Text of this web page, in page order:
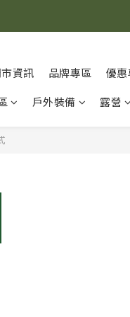
資訊 品牌專區
優
戶外裝備 露營